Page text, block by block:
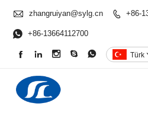
 zhangruiyan@sylg.cn  +86-
 +86-13664112700
     Türk